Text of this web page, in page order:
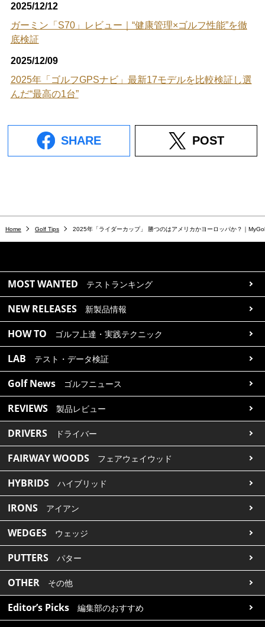
2025/12/12
ガーミン「S70」レビュー｜“健康管理×ゴルフ性能”を徹
底検証
2025/12/09
2025年「ゴルフGPSナビ」最新17モデルを比較検証し選
んだ“最高の1台”
SHARE POST
Home Golf Tips 2025年「ライダーカップ」 勝つのはアメリカかヨーロッパか？｜
MOST WANTED テストランキング
NEW RELEASES 新製品情報
HOW TO ゴルフ上達・実践テクニック
LAB テスト・データ検証
Golf News ゴルフニュース
REVIEWS 製品レビュー
DRIVERS ドライバー
FAIRWAY WOODS フェアウェイウッド
HYBRIDS ハイブリッド
IRONS アイアン
WEDGES ウェッジ
PUTTERS パター
OTHER その他
Editor’s Picks 編集部のおすすめ